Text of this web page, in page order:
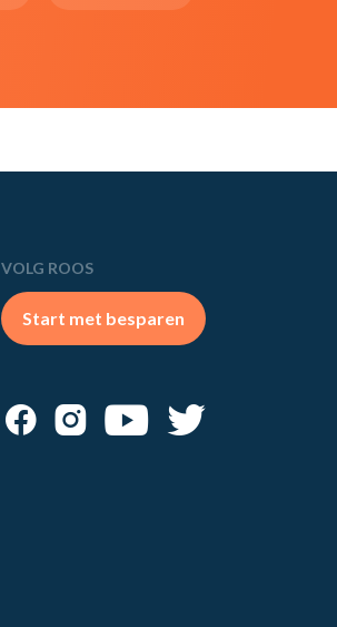
VOLG ROOS
Start met besparen